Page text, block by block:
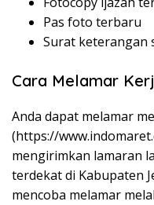
Pas foto terbaru
Surat keterangan
Cara Melamar
Anda dapat melamar
(https://
mengirimkan lamaran
terdekat di Kabupaten
mencoba melamar